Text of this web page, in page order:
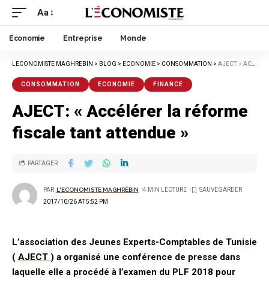
Aa
Economie Entreprise Monde
LECONOMISTE MAGHREBIN > BLOG > ECONOMIE > CONSOMMATION > AJECT: « ACCÉLÉRER LA RÉFORME FISCALE TANT ATTENDUE »
CONSOMMATION ECONOMIE FINANCE
AJECT: « Accélérer la réforme
fiscale tant attendue »
2017/10/26 AT 5:52 PM
PAR L'ECONOMISTE MAGHRÉBIN 4 MIN LECTURE
PARTAGER
L’association des Jeunes Experts-Comptables de Tunisie
( AJECT ) a organisé une conférence de presse dans
laquelle elle a procédé à l’examen du PLF 2018 pour